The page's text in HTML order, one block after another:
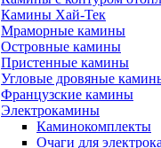
Камины Хай-Тек
Мраморные камины
Островные камины
Пристенные камины
Угловые дровяные
Французские камины
Электрокамины
Каминокомплекты
Очаги для